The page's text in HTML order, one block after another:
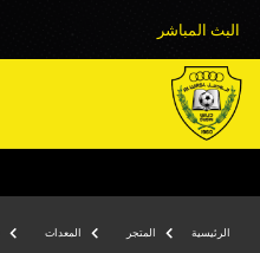
البث المباشر
الرئيسية المتجر المعدات